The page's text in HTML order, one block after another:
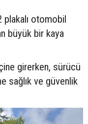
plakalı otomobil
büyük bir kaya
girerken, sürücü
sağlık ve güvenlik